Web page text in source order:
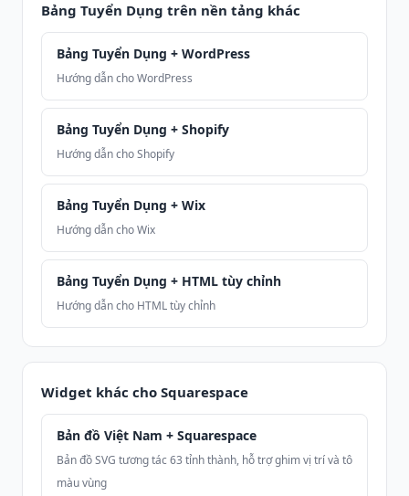
Bảng Tuyển Dụng trên nền tảng khác
Bảng Tuyển Dụng + WordPress
Hướng dẫn cho WordPress
Bảng Tuyển Dụng + Shopify
Hướng dẫn cho Shopify
Bảng Tuyển Dụng + Wix
Hướng dẫn cho Wix
Bảng Tuyển Dụng + HTML tùy chỉnh
Hướng dẫn cho HTML tùy chỉnh
Widget khác cho Squarespace
Bản đồ Việt Nam + Squarespace
Bản đồ SVG tương tác 63 tỉnh thành, hỗ trợ ghim vị trí và tô
màu vùng